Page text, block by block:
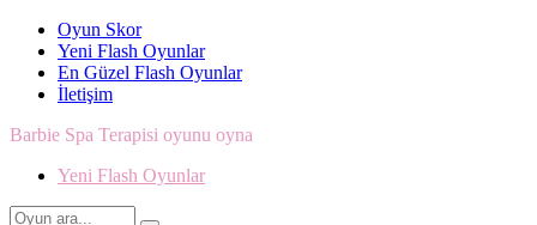
Oyun Skor
Yeni Flash Oyunlar
En Güzel Flash Oyunlar
İletişim
Barbie Spa Terapisi oyunu oyna
Yeni Flash Oyunlar